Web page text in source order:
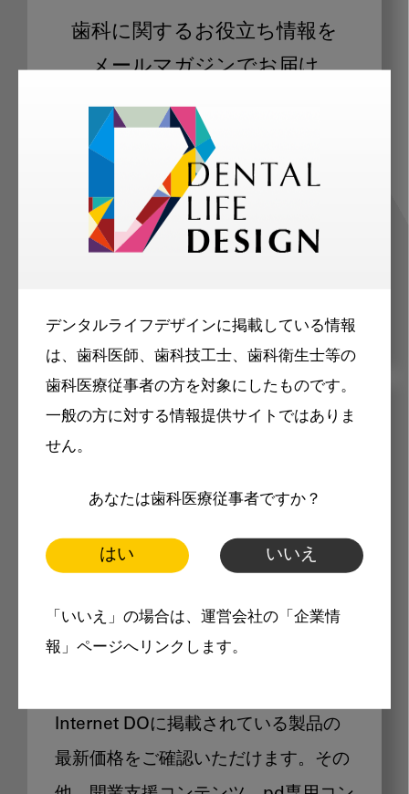
デンタルライフデザインに掲載している情報
は、歯科医師、歯科技工士、歯科衛生士等の
歯科医療従事者の方を対象にしたものです。
一般の方に対する情報提供サイトではありま
せん。
あなたは歯科医療従事者ですか？
はい いいえ
「いいえ」の場合は、運営会社の「企業情
報」ページへリンクします。
歯科に関するお役立ち情報を
メールマガジンでお届け
ご登録いただいた職種（歯科医師、歯
科衛生士、歯科技工士）に合わせた内
容のメールマガジンをお届けします。
メリット
製品価格も閲覧可能
Internet DOに掲載されている製品の
最新価格をご確認いただけます。その